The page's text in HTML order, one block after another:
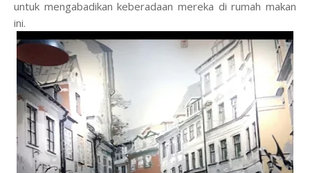
untuk mengabadikan keberadaan mereka di rumah makan
ini.